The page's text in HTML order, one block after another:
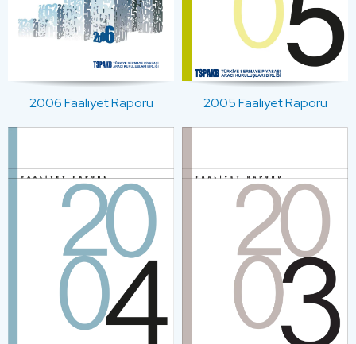
2006 Faaliyet Raporu 2005 Faaliyet Raporu